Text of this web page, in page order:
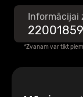
Informācijai
22001859
*Zvanam var tikt